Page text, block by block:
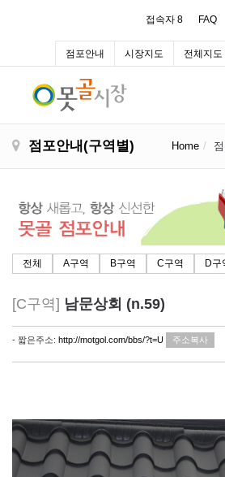
접속자 8 FAQ
점포안내 시장지도 전체지도
점포안내(구역별) Home
전체 A구역 B구역 C구역 D구
[C구역] 남문상회 (n.59)
- 짧은주소: http://motgol.com/bbs/?t=U 주소복사